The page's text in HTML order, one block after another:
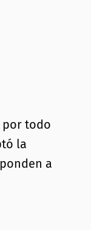
por todo
la
a